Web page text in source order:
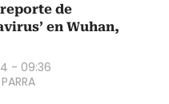
de
en Wuhan,
- 09:36